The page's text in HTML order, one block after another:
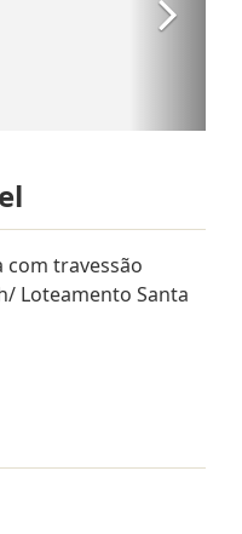
com travessão
Loteamento Santa